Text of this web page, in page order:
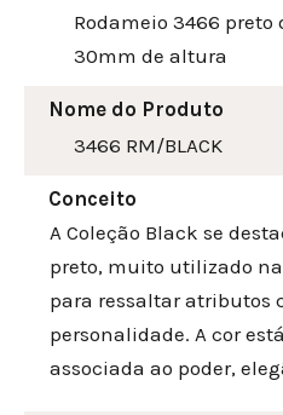
Rodameio 3466
30mm de altura
Nome do Produto
3466 RM/BLACK
Conceito
A Coleção Black se
preto, muito utilizado
para ressaltar atributos
personalidade. A cor
associada ao poder,